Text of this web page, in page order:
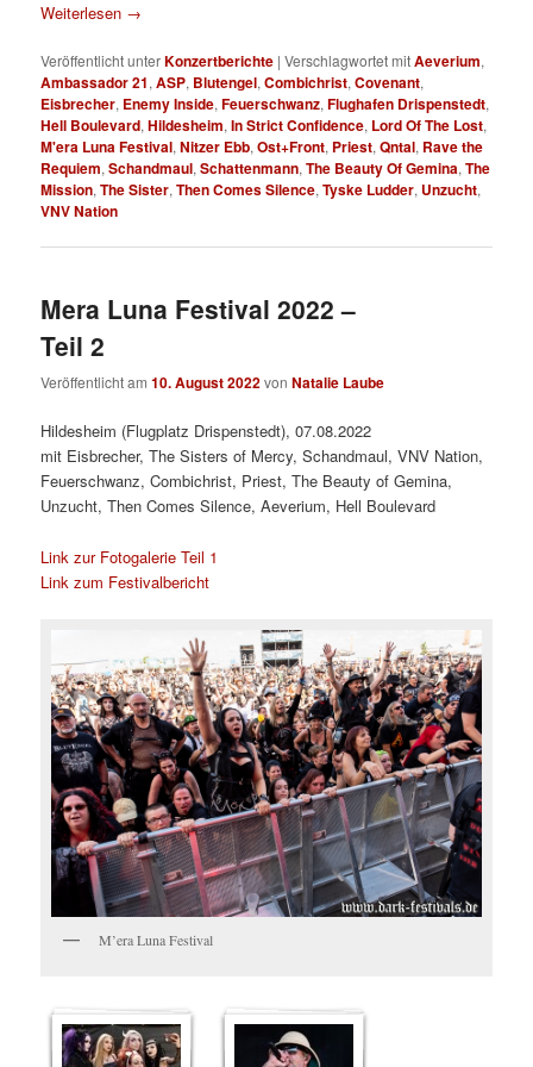
Weiterlesen →
Veröffentlicht unterKonzertberichte |Verschlagwortet mitAeverium,
Ambassador 21,ASP, Blutengel,Combichrist,Covenant,
Eisbrecher, Enemy Inside,Feuerschwanz,Flughafen Drispenstedt,
Hell Boulevard,Hildesheim,In Strict Confidence, Lord Of The Lost,
M'era Luna Festival,Nitzer Ebb,Ost+Front, Priest,Qntal, Rave the
Requiem,Schandmaul,Schattenmann,The Beauty Of Gemina,The
Mission,The Sister,Then Comes Silence,Tyske Ludder, Unzucht,
VNV Nation
Mera Luna Festival 2022 –
Teil 2
Veröffentlicht am10. August 2022vonNatalie Laube
Hildesheim (Flugplatz Drispenstedt), 07.08.2022
mit Eisbrecher, The Sisters of Mercy, Schandmaul, VNV Nation,
Feuerschwanz, Combichrist, Priest, The Beauty of Gemina,
Unzucht, Then Comes Silence, Aeverium, Hell Boulevard
Link zur Fotogalerie Teil 1
Link zum Festivalbericht
M’era Luna Festival